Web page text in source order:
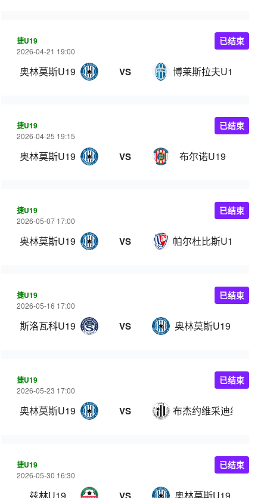
捷U19
2026-04-21 19:00
奥林莫斯U19 VS 博莱斯拉夫U19
已结束
捷U19
2026-04-25 19:15
奥林莫斯U19 VS 布尔诺U19
已结束
捷U19
2026-05-07 17:00
奥林莫斯U19 VS 帕尔杜比斯U19
已结束
捷U19
2026-05-16 17:00
斯洛瓦科U19 VS 奥林莫斯U19
已结束
捷U19
2026-05-23 17:00
奥林莫斯U19 VS 布杰约维采迪纳摩U19
已结束
捷U19
2026-05-30 16:30
已结束